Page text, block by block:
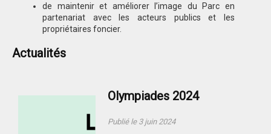
de maintenir et améliorer l’image du Parc en
partenariat avec les acteurs publics et les
propriétaires foncier.
Actualités
Olympiades 2024
Publié le 3 juin 2024